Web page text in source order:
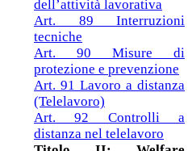
dell’attività lavorativa
Art. 89 Interruzioni
tecniche
Art. 90 Misure di
protezione e prevenzione
Art. 91 Lavoro a distanza
(Telelavoro)
Art. 92 Controlli a
distanza nel telelavoro